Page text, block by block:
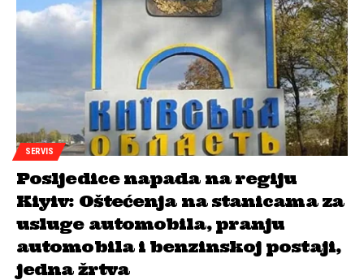
SERVIS
Posljedice napada na regiju
Kiyiv: Oštećenja na stanicama za
usluge automobila, pranju
automobila i benzinskoj postaji,
jedna žrtva